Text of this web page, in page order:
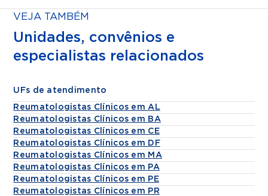
VEJA TAMBÉM
Unidades, convênios e
especialistas relacionados
UFs de atendimento
Reumatologistas Clínicos em AL
Reumatologistas Clínicos em BA
Reumatologistas Clínicos em CE
Reumatologistas Clínicos em DF
Reumatologistas Clínicos em MA
Reumatologistas Clínicos em PA
Reumatologistas Clínicos em PE
Reumatologistas Clínicos em PR